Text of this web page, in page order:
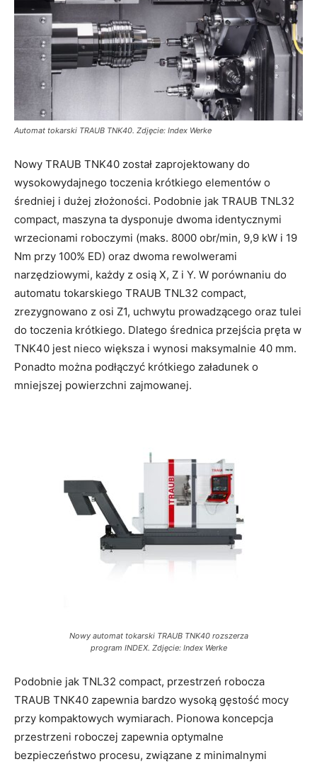
Automat tokarski TRAUB TNK40. Zdjęcie: Index Werke
Nowy TRAUB TNK40 został zaprojektowany do
wysokowydajnego toczenia krótkiego elementów o
średniej i dużej złożoności. Podobnie jak TRAUB TNL32
compact, maszyna ta dysponuje dwoma identycznymi
wrzecionami roboczymi (maks. 8000 obr/min, 9,9 kW i 19
Nm przy 100% ED) oraz dwoma rewolwerami
narzędziowymi, każdy z osią X, Z i Y. W porównaniu do
automatu tokarskiego TRAUB TNL32 compact,
zrezygnowano z osi Z1, uchwytu prowadzącego oraz tulei
do toczenia krótkiego. Dlatego średnica przejścia pręta w
TNK40 jest nieco większa i wynosi maksymalnie 40 mm.
Ponadto można podłączyć krótkiego załadunek o
mniejszej powierzchni zajmowanej.
Nowy automat tokarski TRAUB TNK40 rozszerza
program INDEX. Zdjęcie: Index Werke
Podobnie jak TNL32 compact, przestrzeń robocza
TRAUB TNK40 zapewnia bardzo wysoką gęstość mocy
przy kompaktowych wymiarach. Pionowa koncepcja
przestrzeni roboczej zapewnia optymalne
bezpieczeństwo procesu, związane z minimalnymi